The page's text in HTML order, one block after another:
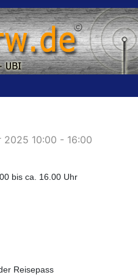
2025 10:00 - 16:00
bis ca. 16.00 Uhr
Reisepass